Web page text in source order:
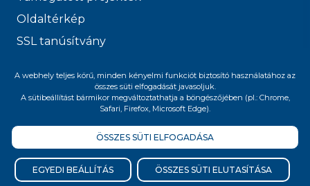
Oldaltérkép
SSL tanúsítvány
© 2026 FŐVÁROSI
VÍZMŰVEK
Felnőttképzési nyilvántartási szám:
B/2020/005400
A webhely teljes körű, minden kényelmi funkciót biztosító használatához az
összes süti elfogadását javasoljuk.
A sütibeállítást bármikor megváltoztathatja a böngészőjében (pl.: Chrome,
Safari, Firefox, Microsoft Edge).
ÖSSZES SÜTI ELFOGADÁSA
EGYEDI BEÁLLÍTÁS ÖSSZES SÜTI ELUTASÍTÁSA